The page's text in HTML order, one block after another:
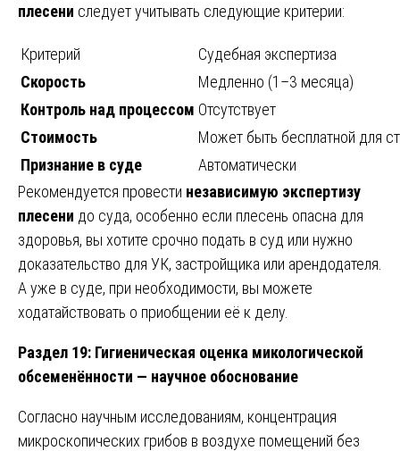
плесени следует учитывать следующие критерии:
Критерий
Судебная экспертиза
Скорость
Медленно (1–3 месяца)
Контроль над процессом Отсутствует
Стоимость
Может быть бесплатной для
Признание в суде
Автоматически
Рекомендуется провести независимую экспертизу
плесени до суда, особенно если плесень опасна для
здоровья, вы хотите срочно подать в суд или нужно
доказательство для УК, застройщика или арендодателя.
А уже в суде, при необходимости, вы можете
ходатайствовать о приобщении её к делу.
Раздел 19: Гигиеническая оценка микологической
обсеменённости — научное обоснование
Согласно научным исследованиям, концентрация
микроскопических грибов в воздухе помещений без